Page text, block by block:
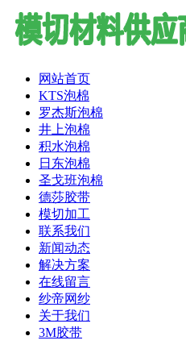
网站首页
KTS泡棉
罗杰斯泡棉
井上泡棉
积水泡棉
日东泡棉
圣戈班泡棉
德莎胶带
模切加工
联系我们
新闻动态
解决方案
在线留言
纱帝网纱
关于我们
3M胶带